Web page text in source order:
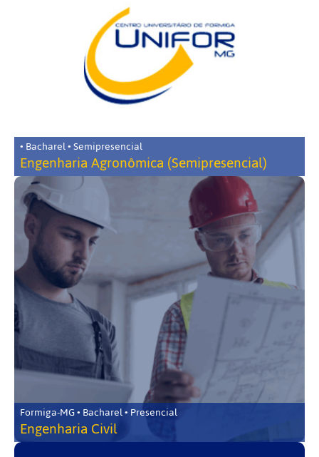
• Bacharel • Semipresencial
Engenharia Agronômica (Semipresencial)
Formiga-MG • Bacharel • Presencial
Engenharia Civil